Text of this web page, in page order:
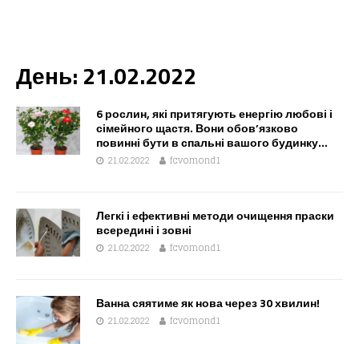
День: 21.02.2022
6 рослин, які притягують енергію любові і
сімейного щастя. Вони обов’язково
повинні бути в спальні вашого будинку…
21.02.2022 fcvomond1
Легкі і ефективні методи очищення праски
всередині і зовні
21.02.2022 fcvomond1
Ванна сяятиме як нова через 30 хвилин!
21.02.2022 fcvomond1